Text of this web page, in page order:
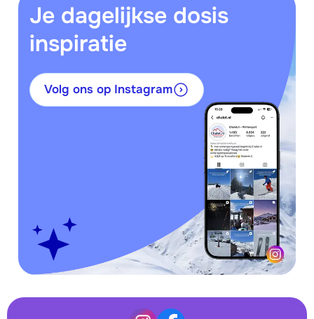
Je dagelijkse dosis
inspiratie
Volg ons op Instagram